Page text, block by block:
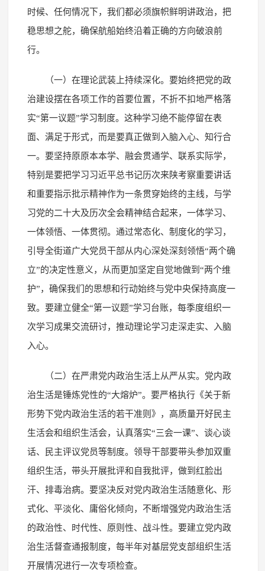
时候、任何情况下，我们都必须旗帜鲜明讲政治，把
稳思想之舵，确保航船始终沿着正确的方向破浪前
行。
（一）在理论武装上持续深化。要始终把党的政
治建设摆在各项工作的首要位置，不折不扣地严格落
实“第一议题”学习制度。这种学习绝不能停留在表
面、满足于形式，而是要真正做到入脑入心、知行合
一。要坚持原原本本学、融会贯通学、联系实际学，
特别是要把学习习近平总书记历次来陕考察重要讲话
和重要指示批示精神作为一条贯穿始终的主线，与学
习党的二十大及历次全会精神结合起来，一体学习、
一体领悟、一体贯彻。通过常态化、制度化的学习，
引导全街道广大党员干部从内心深处深刻领悟“两个确
立”的决定性意义，从而更加坚定自觉地做到“两个维
护”，确保我们的思想和行动始终与党中央保持高度一
致。要建立健全“第一议题”学习台账，每季度组织一
次学习成果交流研讨，推动理论学习走深走实、入脑
入心。
（二）在严肃党内政治生活上从严从实。党内政
治生活是锤炼党性的“大熔炉”。要严格执行《关于新
形势下党内政治生活的若干准则》，高质量开好民主
生活会和组织生活会，认真落实“三会一课”、谈心谈
话、民主评议党员等制度。领导干部要带头参加双重
组织生活，带头开展批评和自我批评，做到红脸出
汗、排毒治病。要坚决反对党内政治生活随意化、形
式化、平淡化、庸俗化倾向，不断增强党内政治生活
的政治性、时代性、原则性、战斗性。要建立党内政
治生活督查通报制度，每半年对基层党支部组织生活
开展情况进行一次专项检查。